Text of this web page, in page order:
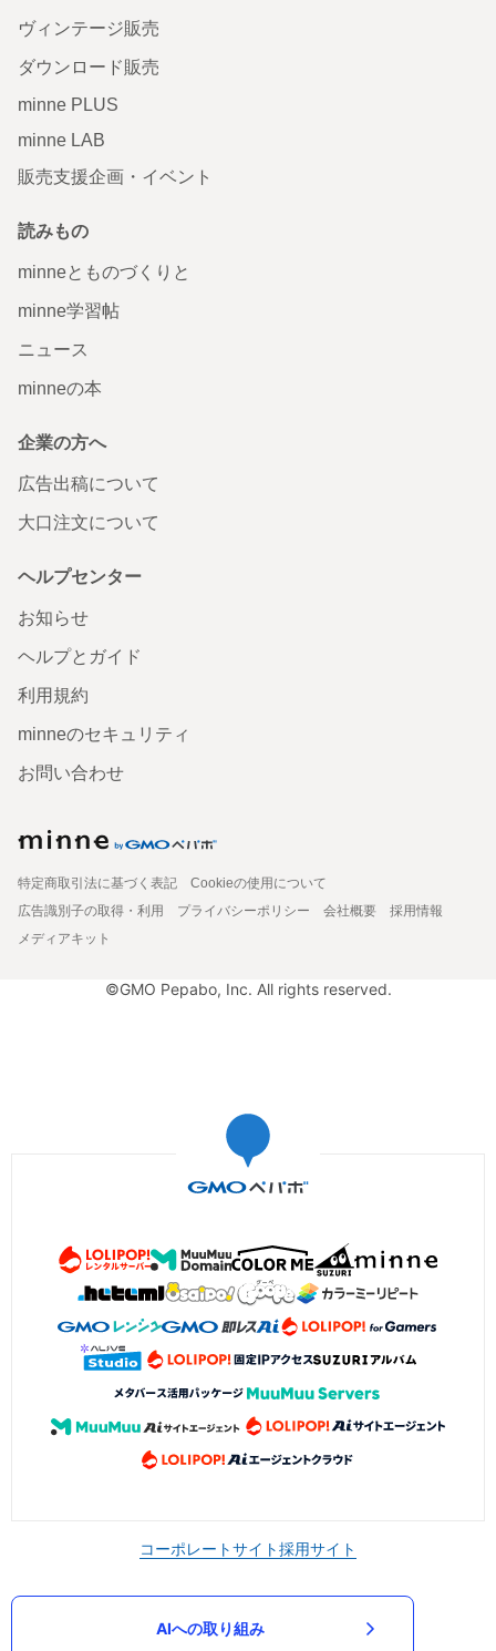
ヴィンテージ販売
ダウンロード販売
minne PLUS
minne LAB
販売支援企画・イベント
読みもの
minneとものづくりと
minne学習帖
ニュース
minneの本
企業の方へ
広告出稿について
大口注文について
ヘルプセンター
お知らせ
ヘルプとガイド
利用規約
minneのセキュリティ
お問い合わせ
特定商取引法に基づく表記
Cookieの使用について
広告識別子の取得・利用
プライバシーポリシー 会社概要
採用情報
メディアキット
©GMO Pepabo, Inc. All rights reserved.
コーポレートサイト採用サイト
AIへの取り組み